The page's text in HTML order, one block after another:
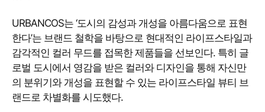
URBANCOS는 ‘도시의 감성과 개성을 아름다움으로 표현
한다’는 브랜드 철학을 바탕으로 현대적인 라이프스타일과
감각적인 컬러 무드를 접목한 제품들을 선보인다. 특히 글
로벌 도시에서 영감을 받은 컬러와 디자인을 통해 자신만
의 분위기와 개성을 표현할 수 있는 라이프스타일 뷰티 브
랜드로 차별화를 시도했다.